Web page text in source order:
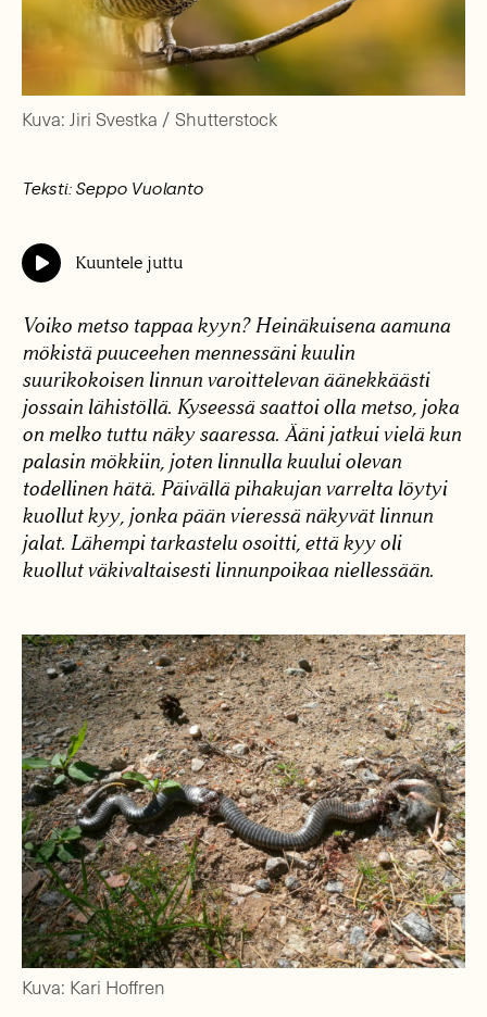
Kuva: Jiri Svestka / Shutterstock
Teksti: Seppo Vuolanto
Kuuntele juttu
Voiko metso tappaa kyyn? Heinäkuisena aamuna
mökistä puuceehen mennessäni kuulin
suurikokoisen linnun varoittelevan äänekkäästi
jossain lähistöllä. Kyseessä saattoi olla metso, joka
on melko tuttu näky saaressa. Ääni jatkui vielä kun
palasin mökkiin, joten linnulla kuului olevan
todellinen hätä. Päivällä pihakujan varrelta löytyi
kuollut kyy, jonka pään vieressä näkyvät linnun
jalat. Lähempi tarkastelu osoitti, että kyy oli
kuollut väkivaltaisesti linnunpoikaa niellessään.
Kuva: Kari Hoffren